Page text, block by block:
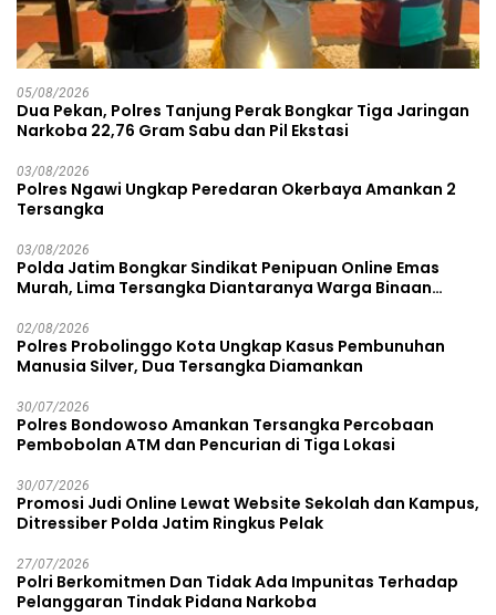
05/08/2026
Dua Pekan, Polres Tanjung Perak Bongkar Tiga Jaringan
Narkoba 22,76 Gram Sabu dan Pil Ekstasi
03/08/2026
Polres Ngawi Ungkap Peredaran Okerbaya Amankan 2
Tersangka
03/08/2026
Polda Jatim Bongkar Sindikat Penipuan Online Emas
Murah, Lima Tersangka Diantaranya Warga Binaan
02/08/2026
Polres Probolinggo Kota Ungkap Kasus Pembunuhan
Manusia Silver, Dua Tersangka Diamankan
30/07/2026
Polres Bondowoso Amankan Tersangka Percobaan
Pembobolan ATM dan Pencurian di Tiga Lokasi
30/07/2026
Promosi Judi Online Lewat Website Sekolah dan Kampus,
Ditressiber Polda Jatim Ringkus Pelak
27/07/2026
Polri Berkomitmen Dan Tidak Ada Impunitas Terhadap
Pelanggaran Tindak Pidana Narkoba